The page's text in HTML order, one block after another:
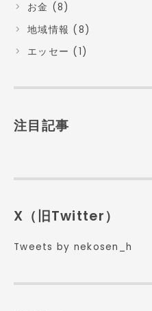
お金 (8)
地域情報 (8)
エッセー (1)
注目記事
X（旧Twitter）
Tweets by nekosen_h